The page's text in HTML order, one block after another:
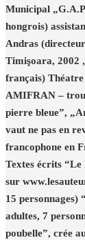
Municipal
hongrois)
Andras
Timişoara, 2002
français)
AMIFRAN –
pierre bleue”,
vaut ne pas en
francophone en
Textes écrits
sur
15 personnages)
adultes, 7
poubelle”, crée